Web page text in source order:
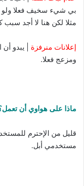
بي شيء سخيف فعلا ولو
مثلا لكن هنا لا أجد سبب
إعلانات منرفزة | يبدو
ومزعج فعلا.
ماذا على هواوي أن
قليل من الإحترم
مستخدمي أبل.